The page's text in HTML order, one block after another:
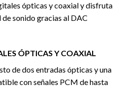
ópticas y coaxial y disfruta
sonido gracias al DAC
ÓPTICAS Y COAXIAL
de dos entradas ópticas y una
con señales PCM de hasta